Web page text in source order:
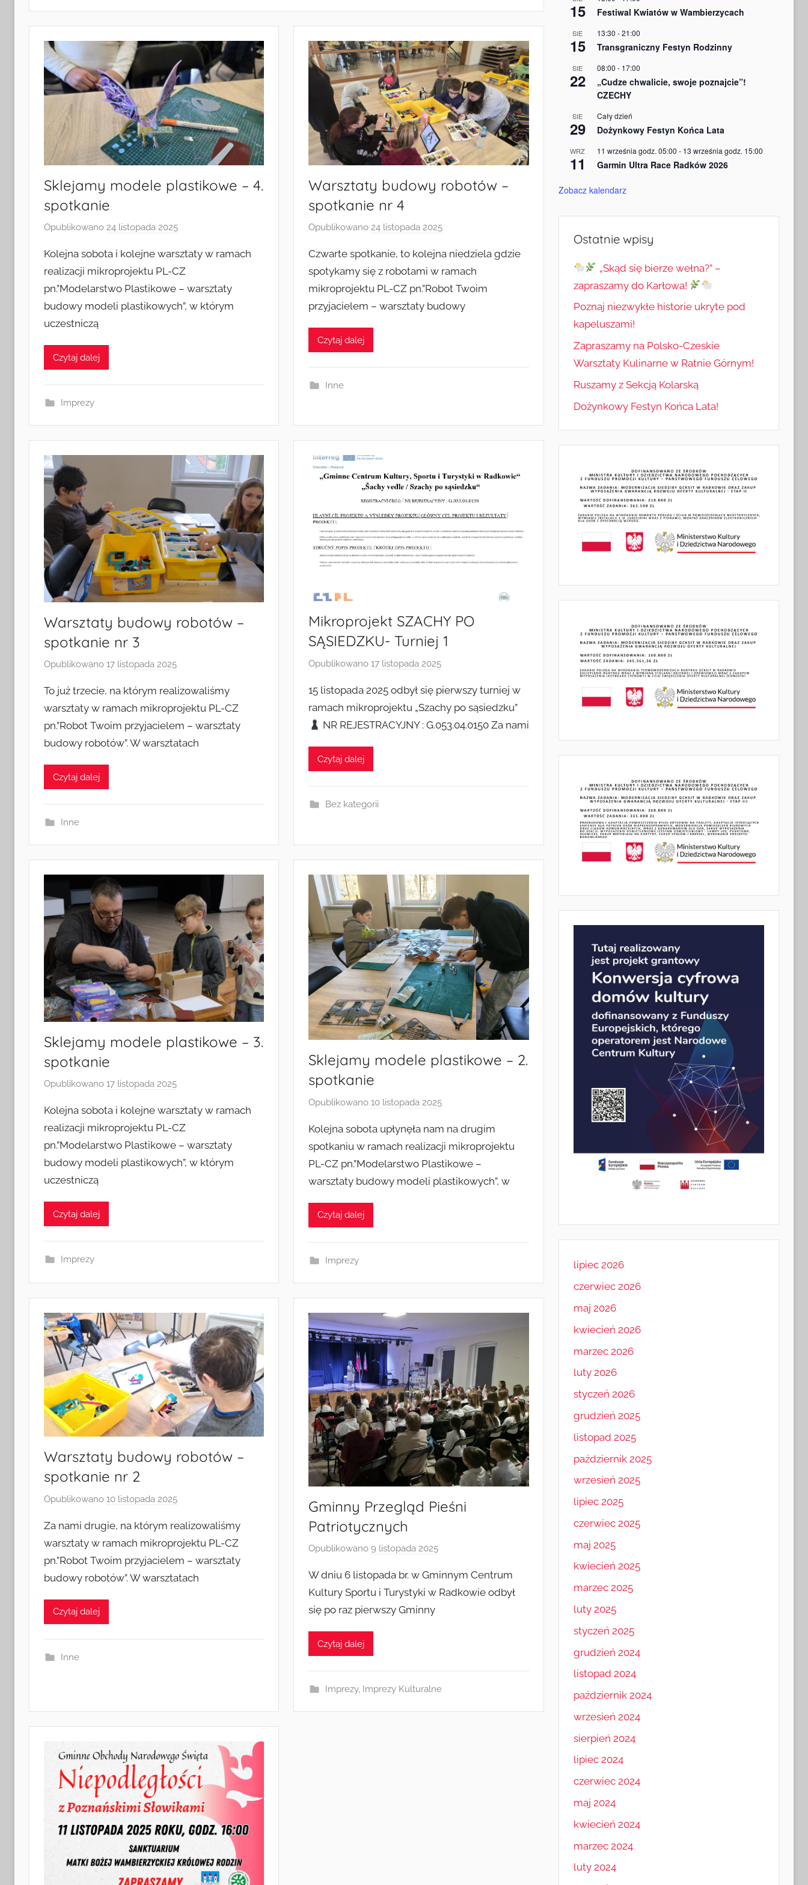
Turystyki
w
Radkowie
Sklejamy modele plastikowe – 4.
spotkanie
Opublikowano 24 listopada 2025
z
e
z
a
Kolejna sobota i kolejne warsztaty w ramach
realizacji mikroprojektu PL-CZ
pn.”Modelarstwo Plastikowe – warsztaty
budowy modeli plastikowych”, w którym
uczestniczą
Czytaj dalej
Imprezy
Warsztaty budowy robotów –
spotkanie nr 4
Opublikowano24 listopada 2025
z
e
z
a
Czwarte spotkanie, to kolejna niedziela gdzie
spotykamy się z robotami w ramach
mikroprojektu PL-CZ pn.”Robot Twoim
przyjacielem – warsztaty budowy
Czytaj dalej
Inne
Warsztaty budowy robotów –
spotkanie nr 3
Opublikowano 17 listopada 2025
z
e
z
a
To już trzecie, na którym realizowaliśmy
warsztaty w ramach mikroprojektu PL-CZ
pn.”Robot Twoim przyjacielem – warsztaty
budowy robotów”. W warsztatach
Czytaj dalej
Inne
Mikroprojekt SZACHY PO
SĄSIEDZKU- Turniej 1
Opublikowano17 listopada 2025
z
e
z
k
a
15 listopada 2025 odbył się pierwszy turniej w
ramach mikroprojektu „Szachy po sąsiedzku”
NR REJESTRACYJNY : G.053.04.0150 Za nami
Czytaj dalej
Bez kategorii
Sklejamy modele plastikowe – 3.
spotkanie
Opublikowano 17 listopada 2025
z
e
z
a
Kolejna sobota i kolejne warsztaty w ramach
realizacji mikroprojektu PL-CZ
pn.”Modelarstwo Plastikowe – warsztaty
budowy modeli plastikowych”, w którym
uczestniczą
Czytaj dalej
Imprezy
Sklejamy modele plastikowe – 2.
spotkanie
Opublikowano10 listopada 2025
z
e
z
a
Kolejna sobota upłynęła nam na drugim
spotkaniu w ramach realizacji mikroprojektu
PL-CZ pn.”Modelarstwo Plastikowe –
warsztaty budowy modeli plastikowych”, w
Czytaj dalej
Imprezy
Warsztaty budowy robotów –
spotkanie nr 2
Opublikowano 10 listopada 2025
z
e
z
a
Za nami drugie, na którym realizowaliśmy
warsztaty w ramach mikroprojektu PL-CZ
pn.”Robot Twoim przyjacielem – warsztaty
budowy robotów”. W warsztatach
Czytaj dalej
Inne
Gminny Przegląd Pieśni
Patriotycznych
Opublikowano9 listopada 2025
z
e
n
W dniu 6 listopada br. w Gminnym Centrum
Kultury Sportu i Turystyki w Radkowie odbył
się po raz pierwszy Gminny
Czytaj dalej
Imprezy, Imprezy Kulturalne
15 Festiwal Kwiatów w Wambierzycach
SIE
15
13:30 -21:00
Transgraniczny Festyn Rodzinny
SIE
22
08:00 - 17:00
„Cudze chwalicie, swoje poznajcie”!
CZECHY
SIE
29
Cały dzień
Dożynkowy Festyn Końca Lata
WRZ
11
11 września godz. 05:00 - 13 września godz. 15:00
Garmin Ultra Race Radków 2026
Zobacz kalendarz
Ostatnie wpisy
„Skąd się bierze wełna?” –
zapraszamy do Karłowa!
Poznaj niezwykłe historie ukryte pod
kapeluszami!
Zapraszamy na Polsko-Czeskie
Warsztaty Kulinarne w Ratnie Górnym!
Ruszamy z Sekcją Kolarską
Dożynkowy Festyn Końca Lata!
lipiec 2026
czerwiec 2026
maj 2026
kwiecień 2026
marzec 2026
luty 2026
styczeń 2026
grudzień 2025
listopad 2025
październik 2025
wrzesień 2025
lipiec 2025
czerwiec 2025
maj 2025
kwiecień 2025
marzec 2025
luty 2025
styczeń 2025
grudzień 2024
listopad 2024
październik 2024
wrzesień 2024
sierpień 2024
lipiec 2024
czerwiec 2024
maj 2024
kwiecień 2024
marzec 2024
luty 2024